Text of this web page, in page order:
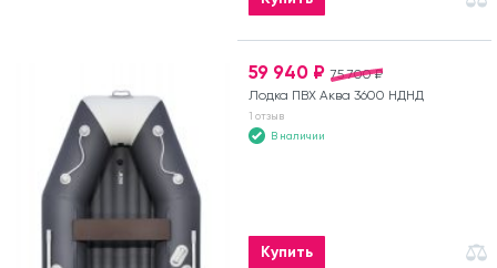
75 700 ₽
59 940 ₽
Лодка ПВХ Аква 3600 НДНД
1 отзыв
В наличии
Купить